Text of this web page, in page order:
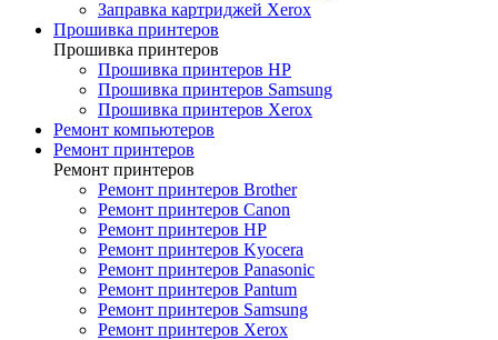
Заправка картриджей Xerox
Прошивка принтеров
Прошивка принтеров
Прошивка принтеров HP
Прошивка принтеров Samsung
Прошивка принтеров Xerox
Ремонт компьютеров
Ремонт принтеров
Ремонт принтеров
Ремонт принтеров Brother
Ремонт принтеров Canon
Ремонт принтеров HP
Ремонт принтеров Kyocera
Ремонт принтеров Panasonic
Ремонт принтеров Pantum
Ремонт принтеров Samsung
Ремонт принтеров Xerox